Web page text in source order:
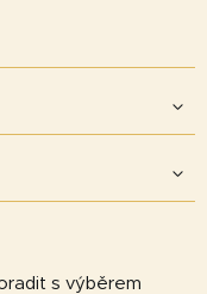
s výběrem